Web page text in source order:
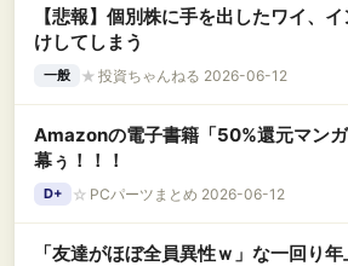
【悲報】個別株に手を出したワイ、
けしてしまう
一般 ★ 投資ちゃんねる 2026-06-12
Amazonの電子書籍「50%還元マン
幕ぅ！！！
D+ ☆ PCパーツまとめ 2026-06-12
「友達がほぼ全員異性ｗ」な一回り